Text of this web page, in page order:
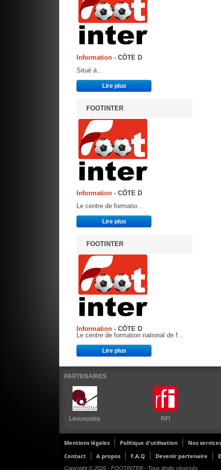
Information - CÔTE D
Situé à...
Lire plus
FOOTINTER
Information - CÔTE D
Le centre de formatio...
Lire plus
FOOTINTER
Information - CÔTE D
Le centre de formation national de f...
Lire plus
PARTENAIRES
Levuvuzela RFI
Mentions légales Politique d'utilisation
Nos services
Contact
A propos F.A.Q Devenir partenaire
Copyright © 2026 - FOOTINTER - Tous droits réservés